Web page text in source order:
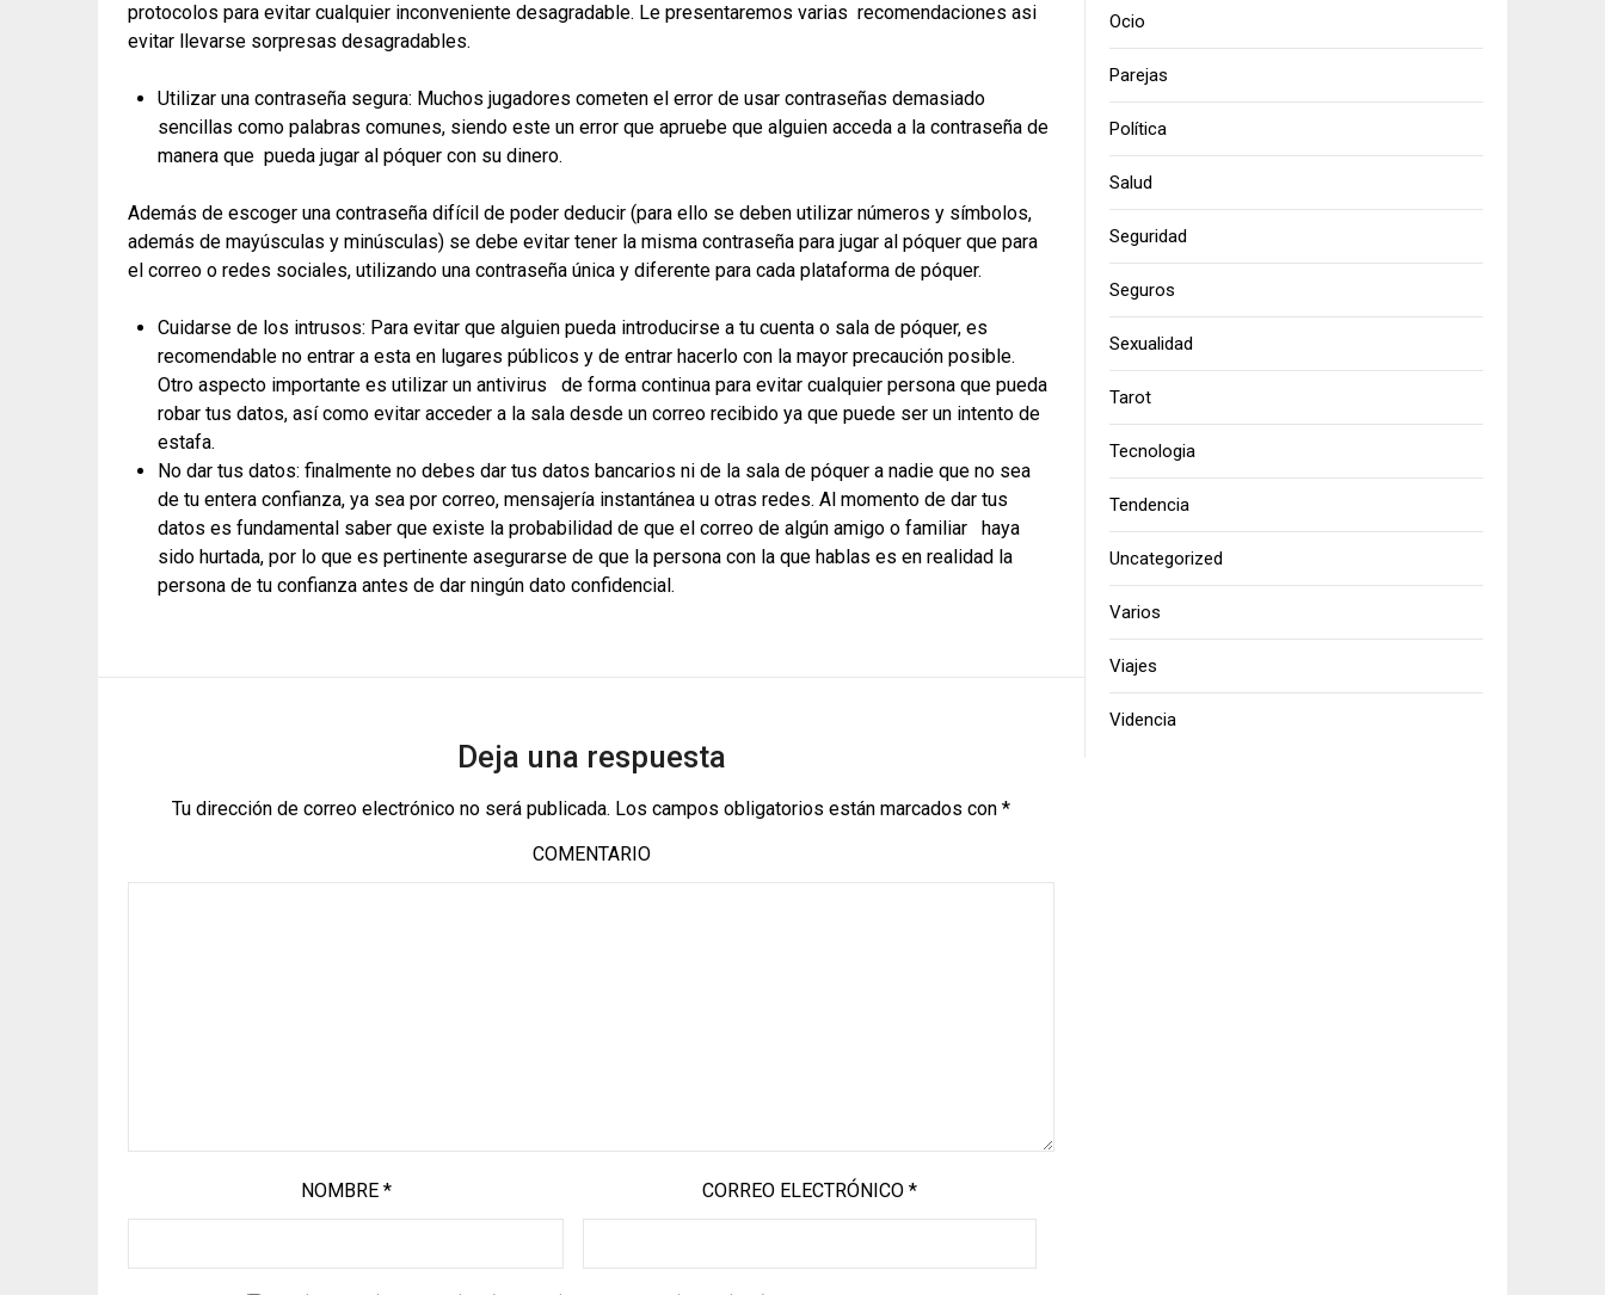
protocolos para evitar cualquier inconveniente desagradable. Le presentaremos varias recomendaciones asi
evitar llevarse sorpresas desagradables.
Utilizar una contraseña segura: Muchos jugadores cometen el error de usar contraseñas demasiado
sencillas como palabras comunes, siendo este un error que apruebe que alguien acceda a la contraseña de
manera que pueda jugar al póquer con su dinero.
Además de escoger una contraseña difícil de poder deducir (para ello se deben utilizar números y símbolos,
además de mayúsculas y minúsculas) se debe evitar tener la misma contraseña para jugar al póquer que para
el correo o redes sociales, utilizando una contraseña única y diferente para cada plataforma de póquer.
Cuidarse de los intrusos: Para evitar que alguien pueda introducirse a tu cuenta o sala de póquer, es
recomendable no entrar a esta en lugares públicos y de entrar hacerlo con la mayor precaución posible.
Otro aspecto importante es utilizar un antivirus de forma continua para evitar cualquier persona que pueda
robar tus datos, así como evitar acceder a la sala desde un correo recibido ya que puede ser un intento de
estafa.
No dar tus datos: finalmente no debes dar tus datos bancarios ni de la sala de póquer a nadie que no sea
de tu entera confianza, ya sea por correo, mensajería instantánea u otras redes. Al momento de dar tus
datos es fundamental saber que existe la probabilidad de que el correo de algún amigo o familiar haya
sido hurtada, por lo que es pertinente asegurarse de que la persona con la que hablas es en realidad la
persona de tu confianza antes de dar ningún dato confidencial.
Deja una respuesta
Tu dirección de correo electrónico no será publicada. Los campos obligatorios están marcados con *
COMENTARIO
NOMBRE * CORREO ELECTRÓNICO *
Ocio
Parejas
Política
Salud
Seguridad
Seguros
Sexualidad
Tarot
Tecnologia
Tendencia
Uncategorized
Varios
Viajes
Videncia